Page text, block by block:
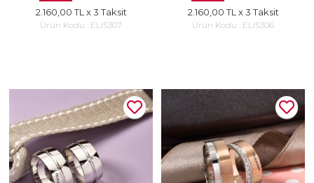
2.160,00 TL x 3 Taksit
Ürün Kodu : ELIS307
2.160,00 TL x 3 Taksit
Ürün Kodu : ELIS306